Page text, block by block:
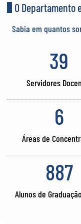
O Departamento
Sabia em quantos
Servidores
39
Áreas de
6
Alunos de
887